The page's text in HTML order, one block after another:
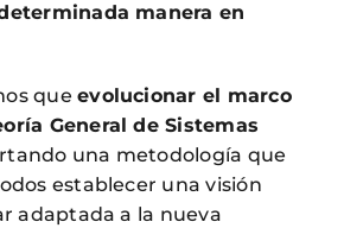
manera en
queevolucionar el marco
General de Sistemas
una metodología que
establecer una visión
adaptada a la nueva